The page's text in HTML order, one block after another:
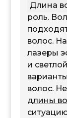
Длина
роль.
волос.
лазеры
и
волос.
длины